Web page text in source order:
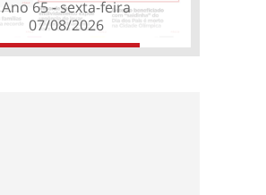
Ano 65 - sexta-feira
07/08/2026